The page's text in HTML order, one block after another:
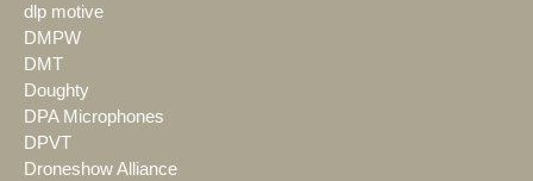
dlp motive
DMPW
DMT
Doughty
DPA Microphones
DPVT
Droneshow Alliance